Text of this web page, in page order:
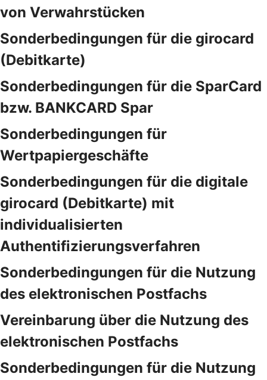
von Verwahrstücken
Sonderbedingungen für die girocard
(Debitkarte)
Sonderbedingungen für die SparCard
bzw. BANKCARD Spar
Sonderbedingungen für
Wertpapiergeschäfte
Sonderbedingungen für die digitale
girocard (Debitkarte) mit
individualisierten
Authentifizierungsverfahren
Sonderbedingungen für die Nutzung
des elektronischen Postfachs
Vereinbarung über die Nutzung des
elektronischen Postfachs
Sonderbedingungen für die Nutzung